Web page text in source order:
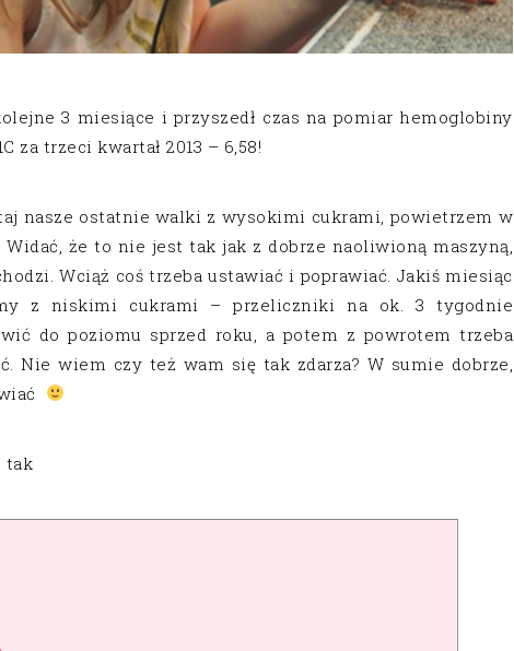
3 miesiące i przyszedł czas na pomiar hemoglobiny
za trzeci kwartał 2013 – 6,58!
nasze ostatnie walki z wysokimi cukrami, powietrzem w
Widać, że to nie jest tak jak z dobrze naoliwioną maszyną,
Wciąż coś trzeba ustawiać i poprawiać. Jakiś miesiąc
z niskimi cukrami – przeliczniki na ok. 3 tygodnie
do poziomu sprzed roku, a potem z powrotem trzeba
Nie wiem czy też wam się tak zdarza? W sumie dobrze,
tak